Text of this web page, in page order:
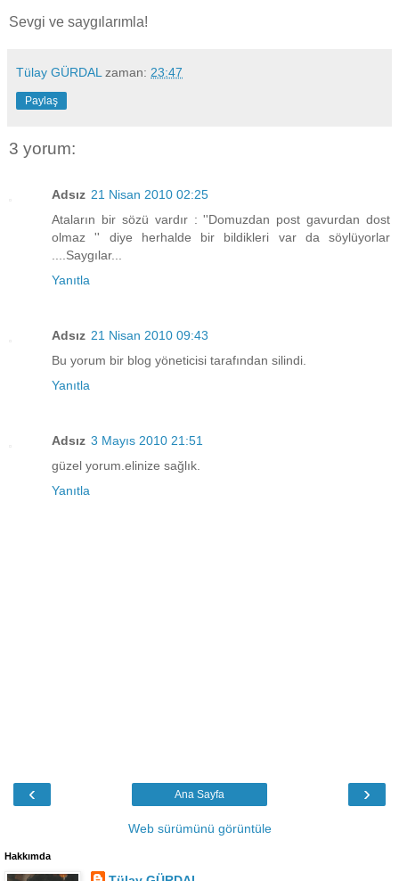
Sevgi ve saygılarımla!
Tülay GÜRDAL zaman: 23:47
Paylaş
3 yorum:
Adsız 21 Nisan 2010 02:25
Ataların bir sözü vardır : ''Domuzdan post gavurdan dost
olmaz '' diye herhalde bir bildikleri var da söylüyorlar
....Saygılar...
Yanıtla
Adsız 21 Nisan 2010 09:43
Bu yorum bir blog yöneticisi tarafından silindi.
Yanıtla
Adsız 3 Mayıs 2010 21:51
güzel yorum.elinize sağlık.
Yanıtla
‹ ›
Ana Sayfa
Web sürümünü görüntüle
Hakkımda